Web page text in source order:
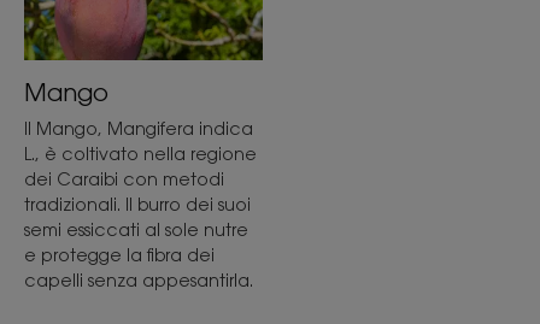
Mango
Il Mango, Mangifera indica
L., è coltivato nella regione
dei Caraibi con metodi
tradizionali. Il burro dei suoi
semi essiccati al sole nutre
e protegge la fibra dei
capelli senza appesantirla.